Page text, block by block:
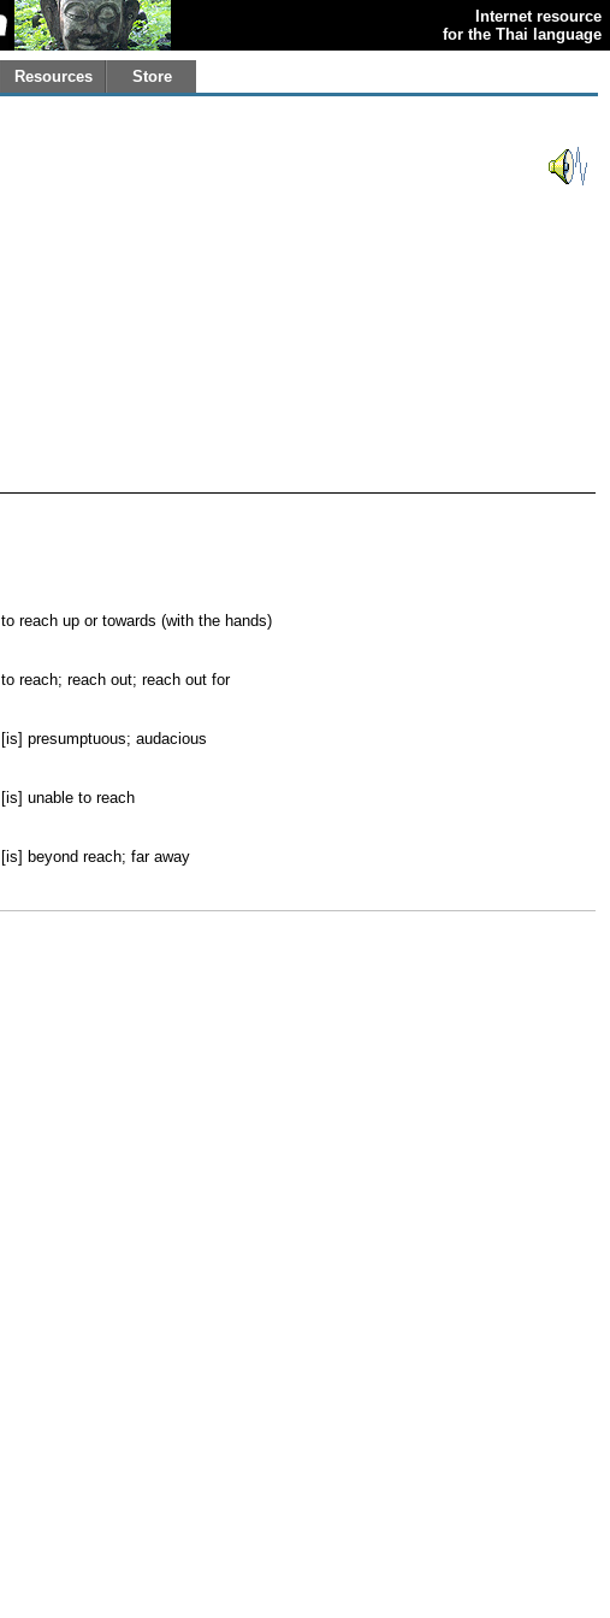
Internet resource
for the Thai language
Resources Store
to reach up or towards (with the hands)
to reach; reach out; reach out for
[is] presumptuous; audacious
[is] unable to reach
[is] beyond reach; far away